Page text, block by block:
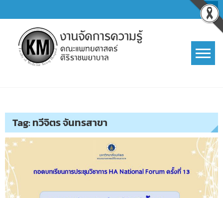
to
content
Tag:ทวีจิตร จันทรสาขา